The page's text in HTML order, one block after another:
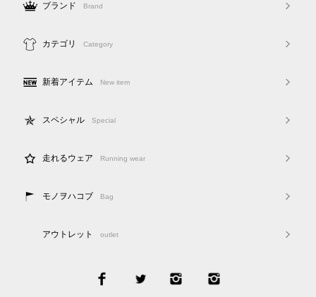
ブランド Brand
カテゴリ Category
新着アイテム New item
スペシャル Special
走れるウェア Running wear
モノヲハコブ Bag
アウトレット outlet